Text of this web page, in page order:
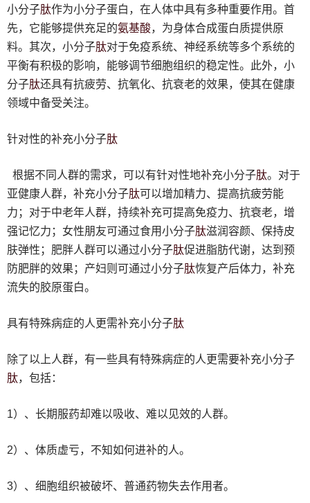
小分子肽作为小分子蛋白，在人体中具有多种重要作用。首
先，它能够提供充足的氨基酸，为身体合成蛋白质提供原
料。其次，小分子肽对于免疫系统、神经系统等多个系统的
平衡有积极的影响，能够调节细胞组织的稳定性。此外，小
分子肽还具有抗疲劳、抗氧化、抗衰老的效果，使其在健康
领域中备受关注。
针对性的补充小分子肽
根据不同人群的需求，可以有针对性地补充小分子肽。对于
亚健康人群，补充小分子肽可以增加精力、提高抗疲劳能
力；对于中老年人群，持续补充可提高免疫力、抗衰老，增
强记忆力；女性朋友可通过食用小分子肽滋润容颜、保持皮
肤弹性；肥胖人群可以通过小分子肽促进脂肪代谢，达到预
防肥胖的效果；产妇则可通过小分子肽恢复产后体力，补充
流失的胶原蛋白。
具有特殊病症的人更需补充小分子肽
除了以上人群，有一些具有特殊病症的人更需要补充小分子
肽，包括：
1）、长期服药却难以吸收、难以见效的人群。
2）、体质虚亏，不知如何进补的人。
3）、细胞组织被破坏、普通药物失去作用者。